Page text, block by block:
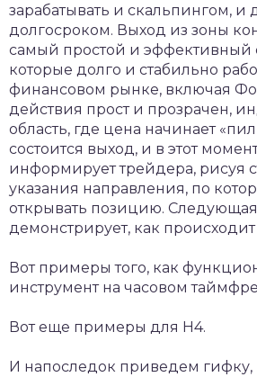
зарабатывать и скальпингом,
долгосроком. Выход из зоны
самый простой и эффективный
которые долго и стабильно
финансовом рынке, включая
действия прост и прозрачен,
область, где цена начинает
состоится выход, и в этот
информирует трейдера, рисуя
указания направления, по
открывать позицию.
демонстрирует, как происходит
Вот примеры того, как
инструмент на часовом
Вот еще примеры для Н4.
И напоследок приведем